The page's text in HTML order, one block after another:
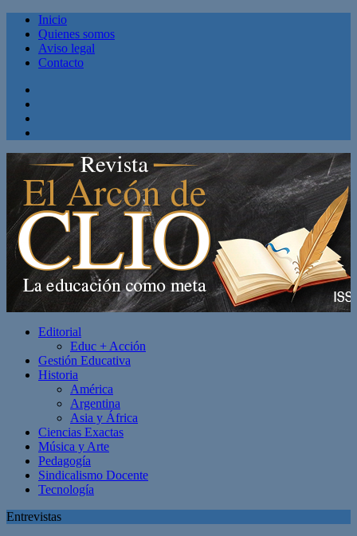
Inicio
Quienes somos
Aviso legal
Contacto
Editorial
Educ + Acción
Gestión Educativa
Historia
América
Argentina
Asia y África
Ciencias Exactas
Música y Arte
Pedagogía
Sindicalismo Docente
Tecnología
Entrevistas